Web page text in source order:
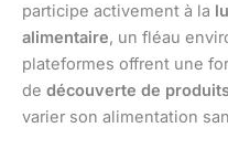
participe activement à la
alimentaire, un fléau
plateformes offrent une
de découverte de
varier son alimentation